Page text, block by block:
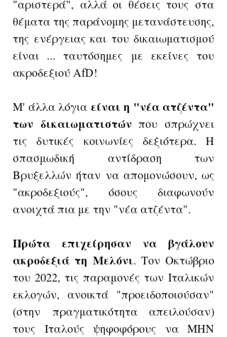
"αριστερά", αλλά οι θέσεις τους στα
θέματα της παράνομης μετανάστευσης,
της ενέργειας και του δικαιωματισμού
είναι ... ταυτόσημες με εκείνες του
ακροδεξιού AfD!
Μ' άλλα λόγια είναι η "νέα ατζέντα"
των δικαιωματιστών που σπρώχνει
τις δυτικές κοινωνίες δεξιότερα. Η
σπασμωδική αντίδραση των
Βρυξελλών ήταν να απομονώσουν, ως
"ακροδεξιούς", όσους διαφωνούν
ανοιχτά πια με την "νέα ατζέντα".
Πρώτα επιχείρησαν να βγάλουν
ακροδεξιά τη Μελόνι. Τον Οκτώβριο
του 2022, τις παραμονές των Ιταλικών
εκλογών, ανοικτά "προειδοποιούσαν"
(στην πραγματικότητα απειλούσαν)
τους Ιταλούς ψηφοφόρους να ΜΗΝ